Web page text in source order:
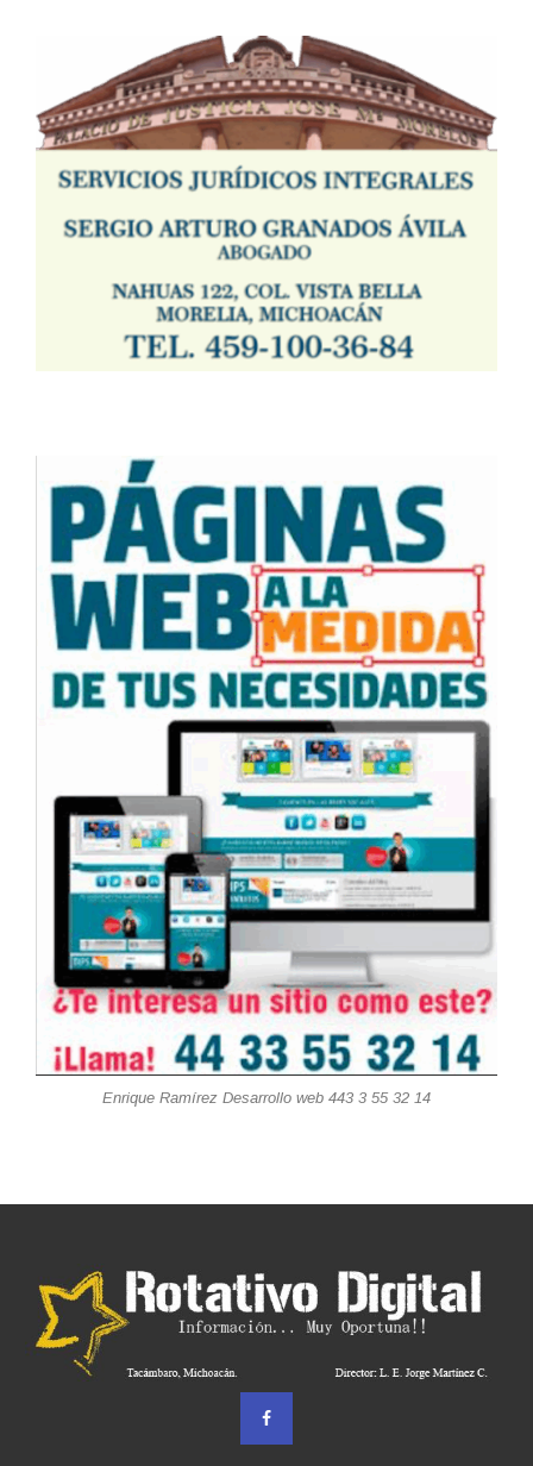
Enrique Ramírez Desarrollo web 443 3 55 32 14